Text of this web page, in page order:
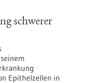
schwerer
Epithelzellen in